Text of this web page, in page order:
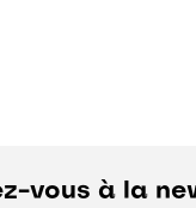
vous à la